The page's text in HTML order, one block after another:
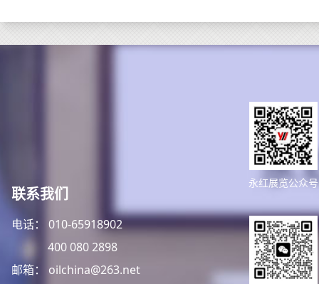
联系我们
电话： 010-65918902
400 080 2898
邮箱： oilchina@263.net
永红展览公众号